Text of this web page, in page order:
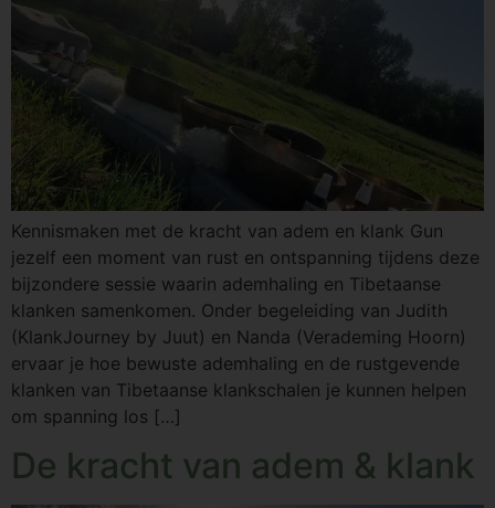
Kennismaken met de kracht van adem en klank Gun
jezelf een moment van rust en ontspanning tijdens deze
bijzondere sessie waarin ademhaling en Tibetaanse
klanken samenkomen. Onder begeleiding van Judith
(KlankJourney by Juut) en Nanda (Verademing Hoorn)
ervaar je hoe bewuste ademhaling en de rustgevende
klanken van Tibetaanse klankschalen je kunnen helpen
om spanning los […]
De kracht van adem & klank